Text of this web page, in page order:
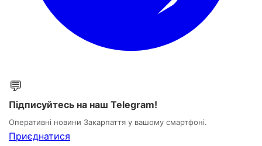
💬
Підписуйтесь на наш Telegram!
Оперативні новини Закарпаття у вашому смартфоні.
Приєднатися